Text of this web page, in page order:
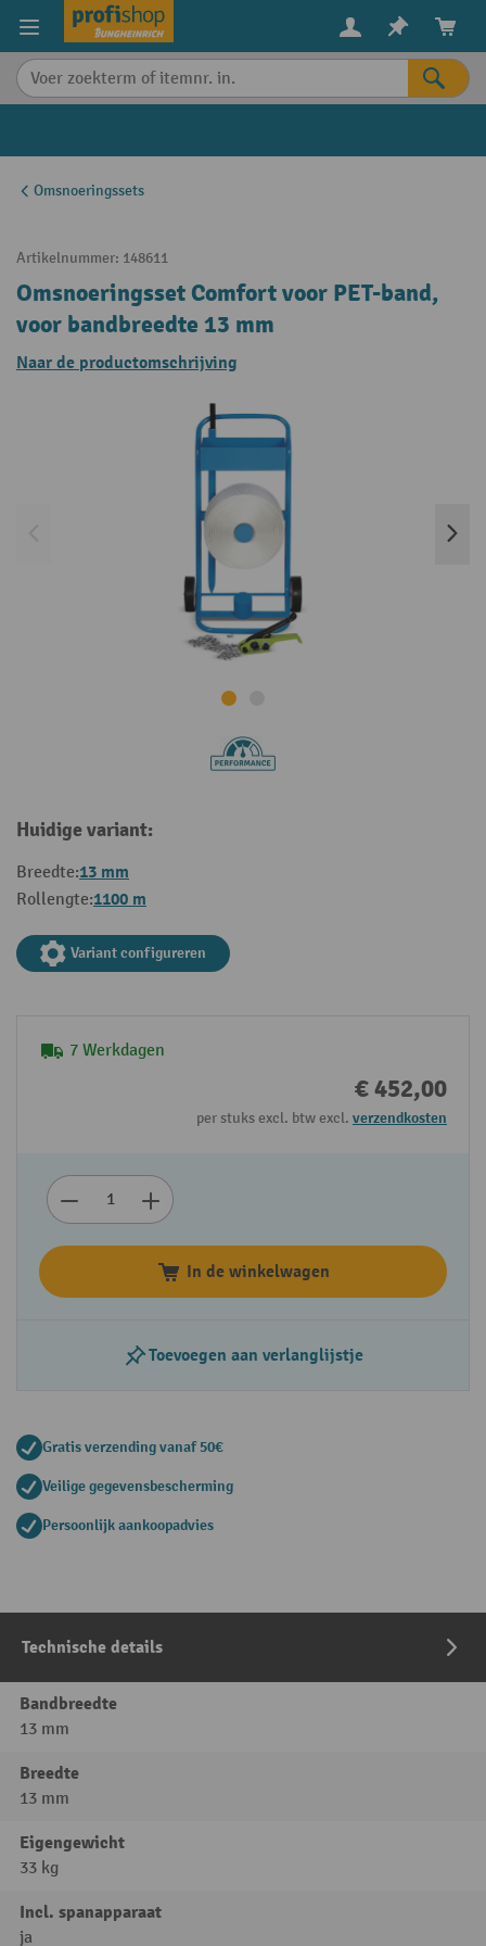
content
Omsnoeringssets
Artikelnummer: 148611
Omsnoeringsset Comfort voor PET-band,
voor bandbreedte 13 mm
Naar de productomschrijving
Huidige variant:
Breedte:13 mm
Rollengte:1100 m
Variant configureren
7 Werkdagen
€ 452,00
per stuks excl. btw excl. verzendkosten
In de winkelwagen
Toevoegen aan verlanglijstje
Gratis verzending vanaf 50€
Veilige gegevensbescherming
Persoonlijk aankoopadvies
Technische details
Bandbreedte
13 mm
Breedte
13 mm
Eigengewicht
33 kg
Incl. spanapparaat
ja